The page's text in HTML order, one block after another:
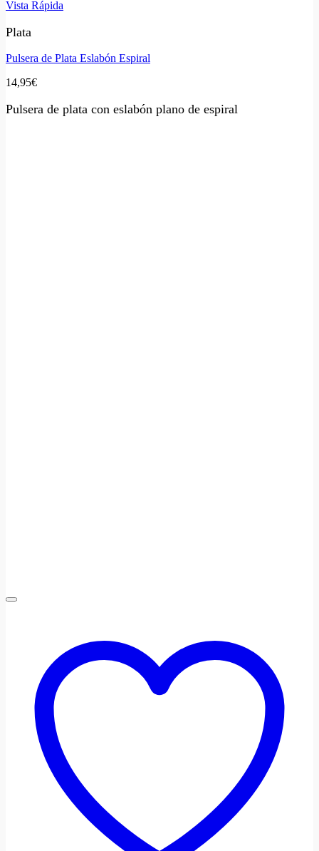
Vista Rápida
Plata
Pulsera de Plata Eslabón Espiral
14,95€
Pulsera de plata con eslabón plano de espiral